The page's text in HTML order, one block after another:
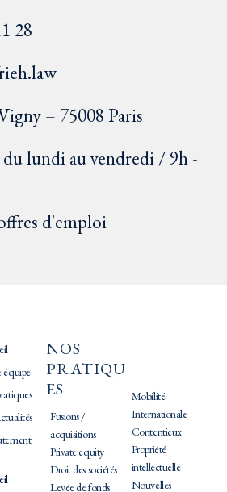
28
– 75008 Paris
lundi au vendredi / 9h -
d'emploi
équipe
NOS
PRATIQU
ES
Fusions /
acquisitions
Private equity
Droit des sociétés
Levée de fonds
Mobilité
Internationale
Contentieux
Propriété
intellectuelle
Nouvelles